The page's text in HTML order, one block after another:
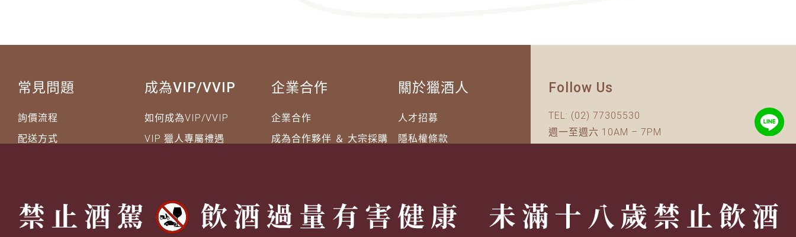
常見問題
詢價流程
配送方式
成為VIP/VVIP
如何成為VIP/VVIP
VIP 獵人專屬禮遇
企業合作
企業合作
成為合作夥伴 ＆ 大宗採購
關於獵酒人
人才招募
隱私權條款
Follow Us
TEL: (02) 77305530
週一至週六 10AM – 7PM